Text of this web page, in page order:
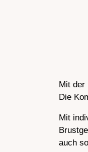
Mit der
Die
Mit
auch